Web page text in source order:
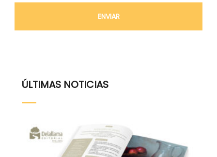
ÚLTIMAS NOTICIAS